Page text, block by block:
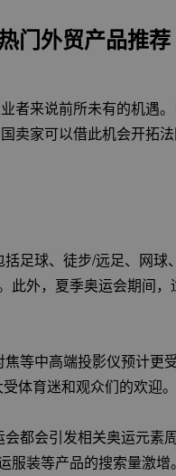
门外贸产品推荐
者来说前所未有的机遇
卖家可以借此机会开拓
足球、徒步/远足、网
此外，夏季奥运会期间
等中高端投影仪预计更
体育迷和观众们的欢迎。
都会引发相关奥运元素
服装等产品的搜索量激